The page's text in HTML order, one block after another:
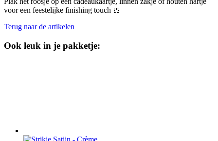
voor een feestelijke finishing touch 🎀
Terug naar de artikelen
Ook leuk in je pakketje: